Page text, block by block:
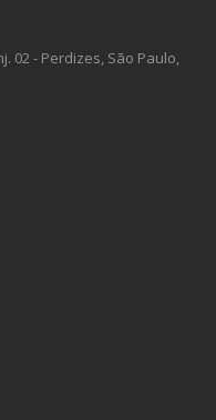
02 - Perdizes, São Paulo,